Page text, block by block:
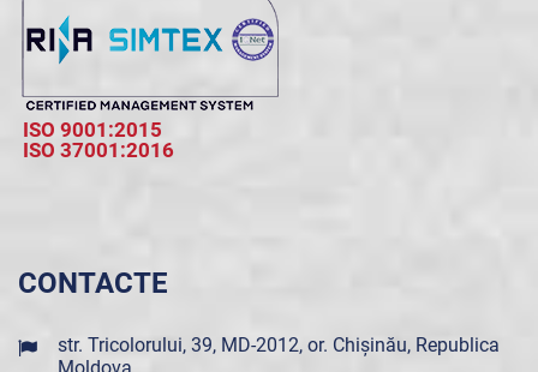
ISO 9001:2015
ISO 37001:2016
CONTACTE
str. Tricolorului, 39, MD-2012, or. Chișinău, Republica